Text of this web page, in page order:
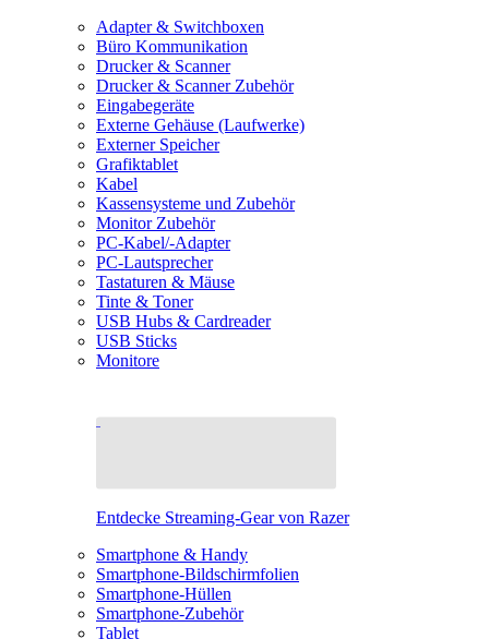
Adapter & Switchboxen
Büro Kommunikation
Drucker & Scanner
Drucker & Scanner Zubehör
Eingabegeräte
Externe Gehäuse (Laufwerke)
Externer Speicher
Grafiktablet
Kabel
Kassensysteme und Zubehör
Monitor Zubehör
PC-Kabel/-Adapter
PC-Lautsprecher
Tastaturen & Mäuse
Tinte & Toner
USB Hubs & Cardreader
USB Sticks
Monitore
Entdecke Streaming-Gear von Razer
Smartphone & Handy
Smartphone-Bildschirmfolien
Smartphone-Hüllen
Smartphone-Zubehör
Tablet